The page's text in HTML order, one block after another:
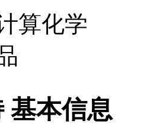
算化学
基本信息